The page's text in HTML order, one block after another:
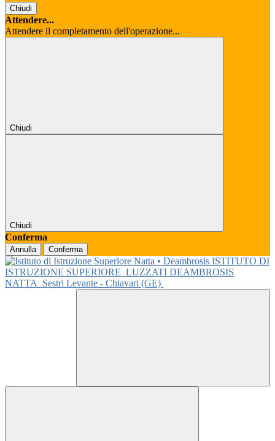
Chiudi
Attendere...
Attendere il completamento dell'operazione...
Chiudi
Chiudi
Conferma
Annulla Conferma
ISTITUTO DI
ISTRUZIONE SUPERIORE LUZZATI DEAMBROSIS
NATTA
Sestri Levante - Chiavari (GE)